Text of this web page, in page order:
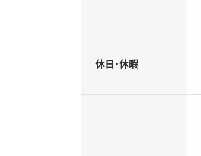
休日･休暇